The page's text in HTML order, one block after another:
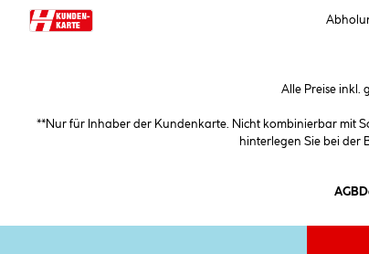
Alle Preise inkl.
**Nur für Inhaber der Kundenkarte. Nicht kombinierbar mit
hinterlegen Sie bei der
AGB